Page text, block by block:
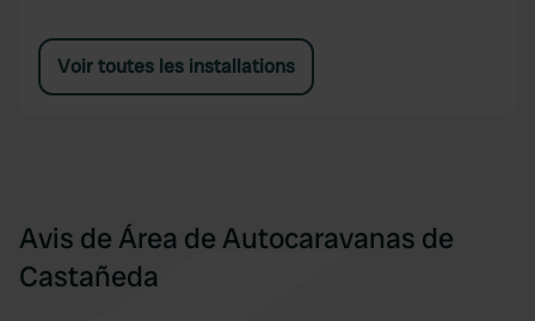
Voir toutes les installations
Avis de Área de Autocaravanas de
Castañeda